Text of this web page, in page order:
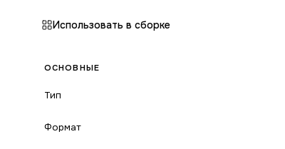
Использовать в сборке
ОСНОВНЫЕ
Тип
Формат